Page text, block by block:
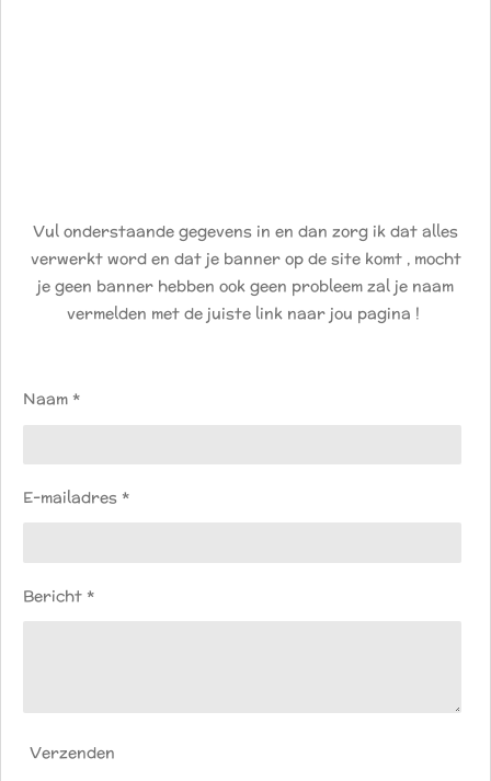
Vul onderstaande gegevens in en dan zorg ik dat alles
verwerkt word en dat je banner op de site komt , mocht
je geen banner hebben ook geen probleem zal je naam
vermelden met de juiste link naar jou pagina !
Naam *
E-mailadres *
Bericht *
Verzenden